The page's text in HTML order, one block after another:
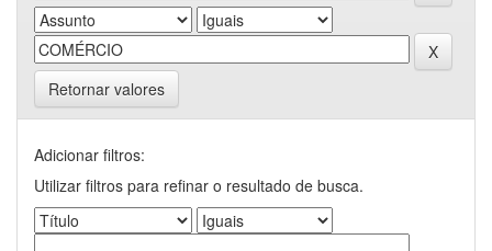
Retornar valores
Adicionar filtros:
Utilizar filtros para refinar o resultado de busca.